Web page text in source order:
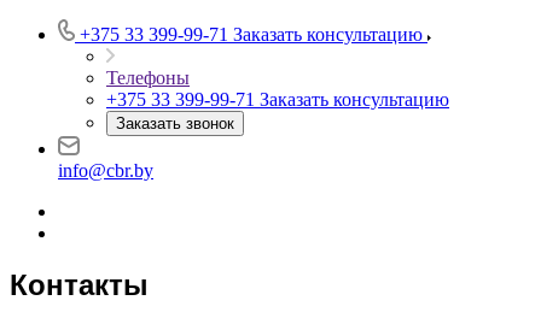
+375 33 399-99-71 Заказать консультацию
Телефоны
+375 33 399-99-71 Заказать консультацию
Заказать звонок
info@cbr.by
Контакты